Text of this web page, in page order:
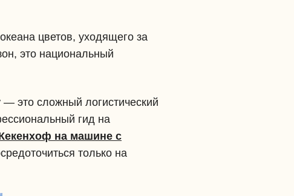
цветов, уходящего за
это национальный
это сложный логистический
гид на
на машине с
только на